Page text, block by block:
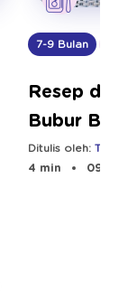
7-9 Bulan
Resep
Bubur
Ditulis oleh: Tim
4 min
09